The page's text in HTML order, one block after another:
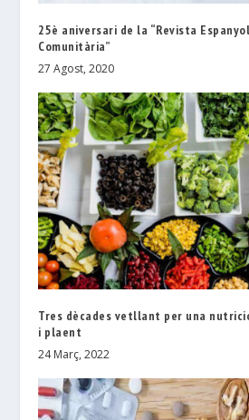
25è aniversari de la “Revista
Comunitària”
27 Agost, 2020
Tres dècades vetllant per una
i plaent
24 Març, 2022